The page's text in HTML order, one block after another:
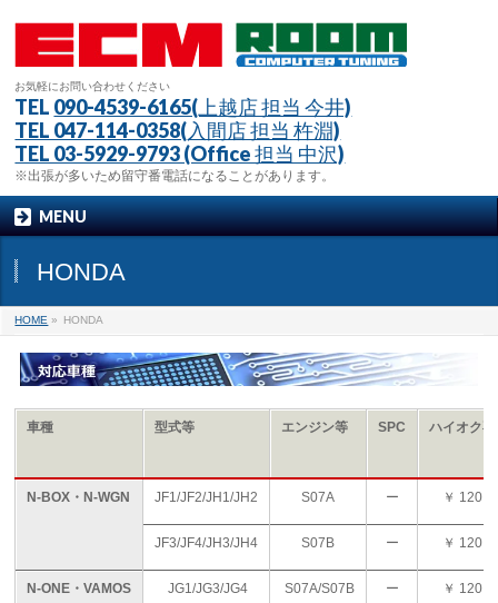
お気軽にお問い合わせください
TEL 090-4539-6165(上越店 担当 今井)
TEL 047-114-0358(入間店 担当 杵淵)
TEL 03-5929-9793 (Office 担当 中沢)
※出張が多いため留守番電話になることがあります。
MENU
HONDA
HOME » HONDA
車種 型式等 エンジン等 SPC ハイオク
N-BOX・N-WGN JF1/JF2/JH1/JH2 S07A ー ￥
JF3/JF4/JH3/JH4 S07B ー ￥
N-ONE・VAMOS JG1/JG3/JG4 S07A/S07B ー ￥